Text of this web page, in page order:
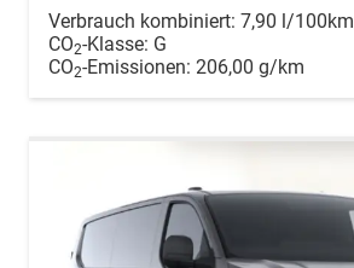
Verbrauch kombiniert: 7,90 l/100km
CO2-Klasse: G
CO2-Emissionen: 206,00 g/km